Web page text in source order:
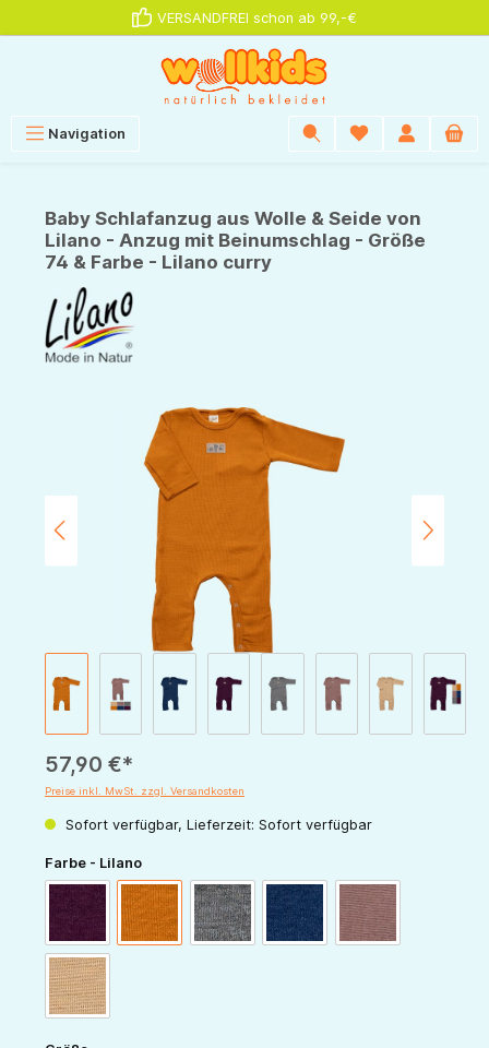
VERSANDFREI schon ab 99,-€
Navigation
Baby Schlafanzug aus Wolle & Seide von
Lilano - Anzug mit Beinumschlag - Größe
74 & Farbe - Lilano curry
Bildergalerie überspringen
57,90 €*
Preise inkl. MwSt. zzgl. Versandkosten
Sofort verfügbar, Lieferzeit: Sofort verfügbar
Farbe - Lilanoauswählen
beere curry hellgrau marine mauve
sand